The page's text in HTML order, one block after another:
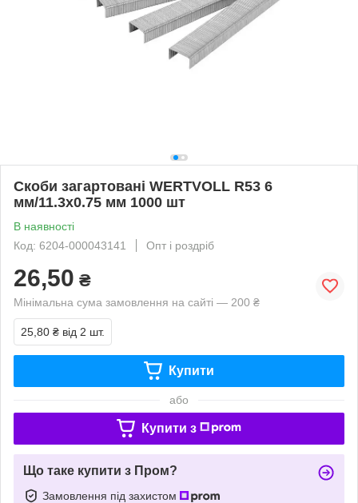
Скоби загартовані WERTVOLL R53 6
мм/11.3х0.75 мм 1000 шт
В наявності
Код: 6204-000043141
Опт і роздріб
26,50 ₴
Мінімальна сума замовлення на сайті — 200 ₴
25,80 ₴ від 2 шт.
Купити
або
Купити з
Що таке купити з Пром?
Замовлення під захистом